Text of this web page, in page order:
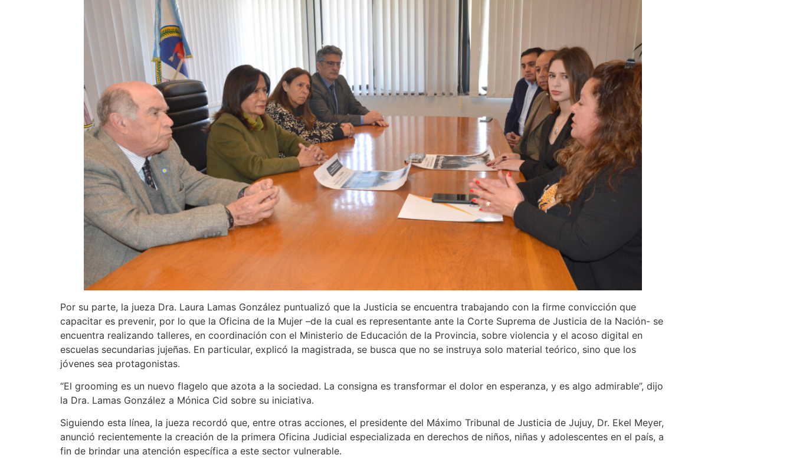
Por su parte, la jueza Dra. Laura Lamas González puntualizó que la Justicia se encuentra trabajando con la firme convicción que
capacitar es prevenir, por lo que la Oficina de la Mujer –de la cual es representante ante la Corte Suprema de Justicia de la Nación- se
encuentra realizando talleres, en coordinación con el Ministerio de Educación de la Provincia, sobre violencia y el acoso digital en
escuelas secundarias jujeñas. En particular, explicó la magistrada, se busca que no se instruya solo material teórico, sino que los
jóvenes sea protagonistas.
“El grooming es un nuevo flagelo que azota a la sociedad. La consigna es transformar el dolor en esperanza, y es algo admirable”, dijo
la Dra. Lamas González a Mónica Cid sobre su iniciativa.
Siguiendo esta línea, la jueza recordó que, entre otras acciones, el presidente del Máximo Tribunal de Justicia de Jujuy, Dr. Ekel Meyer,
anunció recientemente la creación de la primera Oficina Judicial especializada en derechos de niños, niñas y adolescentes en el país, a
fin de brindar una atención específica a este sector vulnerable.